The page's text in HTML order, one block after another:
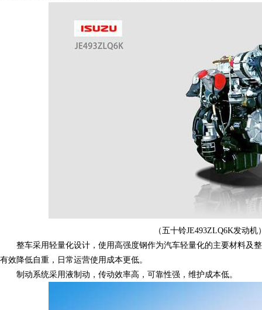
（五十铃JE493ZLQ6K发动机
整车采用轻量化设计，使用高强度钢作为汽车轻量化的主要材料及
有效降低自重，日常运营使用成本更低。
制动系统采用液制动，传动效率高，可靠性强，维护成本低。